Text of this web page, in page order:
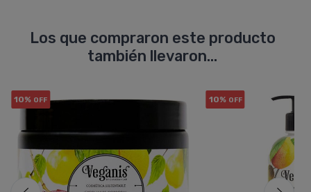
Los que compraron este producto
también llevaron...
10% OFF 10% OFF